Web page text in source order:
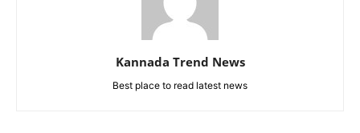
Kannada Trend News
Best place to read latest news